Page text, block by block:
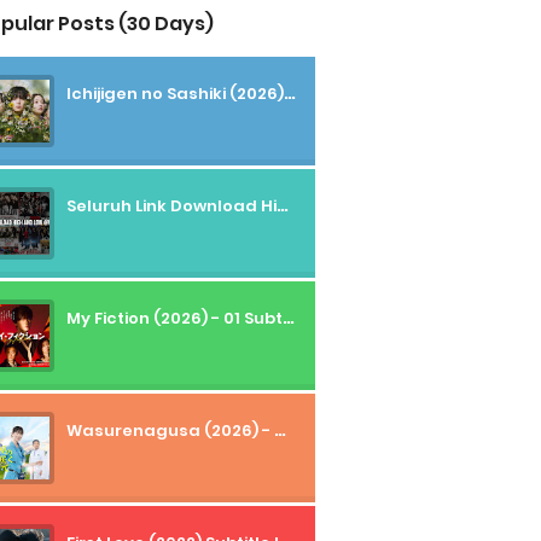
Posts (30 Days)
Ichijigen no Sashiki (2026) - 01 Subtitle Indonesia
Seluruh Link Download High And Low Subtitle Indonesia
My Fiction (2026) - 01 Subtitle Indonesia
Wasurenagusa (2026) - 01+02 Subtitle Indonesia